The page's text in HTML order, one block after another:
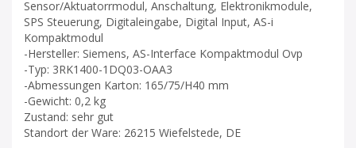
Sensor/Aktuatorrmodul, Anschaltung, Elektronikmodule,
SPS Steuerung, Digitaleingabe, Digital Input, AS-i
Kompaktmodul
-Hersteller: Siemens, AS-Interface Kompaktmodul Ovp
-Typ: 3RK1400-1DQ03-OAA3
-Abmessungen Karton: 165/75/H40 mm
-Gewicht: 0,2 kg
Zustand: sehr gut
Standort der Ware: 26215 Wiefelstede, DE